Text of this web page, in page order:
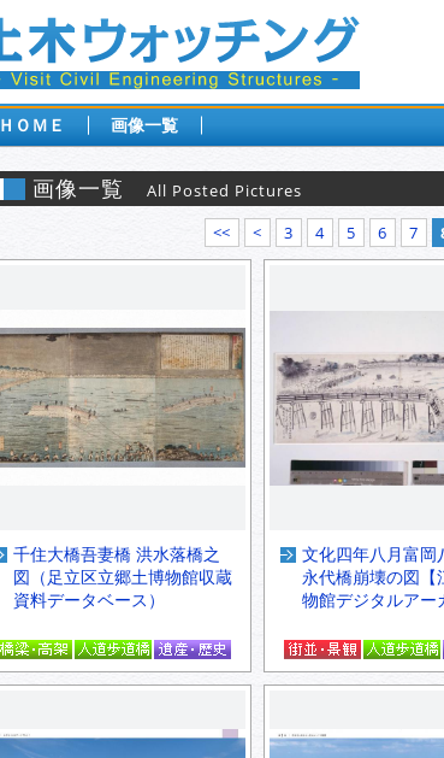
ＨＯＭＥ 画像一覧
画像一覧
All Posted Pictures
<<
< 3 4 5 6 7
千住大橋吾妻橋 洪水落橋之
図（足立区立郷土博物館収蔵
資料データベース）
文化四年八月富岡
永代橋崩壊の図【
物館デジタルアー